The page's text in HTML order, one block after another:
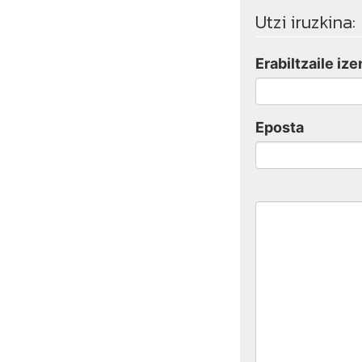
Utzi iruzkina:
Erabiltzaile
Eposta